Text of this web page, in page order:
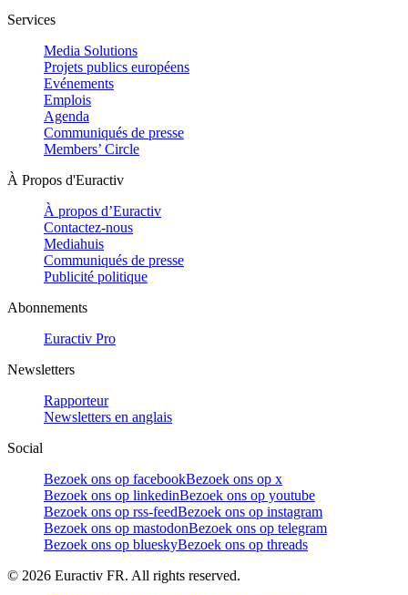
Services
Media Solutions
Projets publics européens
Evénements
Emplois
Agenda
Communiqués de presse
Members’ Circle
À Propos d'Euractiv
À propos d’Euractiv
Contactez-nous
Mediahuis
Communiqués de presse
Publicité politique
Abonnements
Euractiv Pro
Newsletters
Rapporteur
Newsletters en anglais
Social
Bezoek ons op facebookBezoek ons op x
Bezoek ons op linkedinBezoek ons op youtube
Bezoek ons op rss-feedBezoek ons op instagram
Bezoek ons op mastodonBezoek ons op telegram
Bezoek ons op blueskyBezoek ons op threads
© 2026 Euractiv FR. All rights reserved.